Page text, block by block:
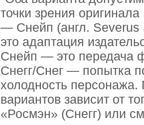
точки зрения оригинала
— Снейп (англ. Severus
это адаптация
Снейп — это передача
Снегг/Снег — попытка
холодность персонажа.
вариантов зависит от
«Росмэн» (Снегг) или